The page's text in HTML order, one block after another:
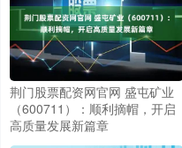
荆门股票配资网官网 盛屯矿业
（600711）：顺利摘帽，开启
高质量发展新篇章